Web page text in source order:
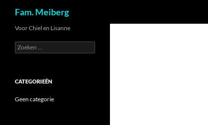
Fam. Meiberg
Voor Chiel en Lisanne
Zoeken
naar:
CATEGORIEËN
Geen categorie